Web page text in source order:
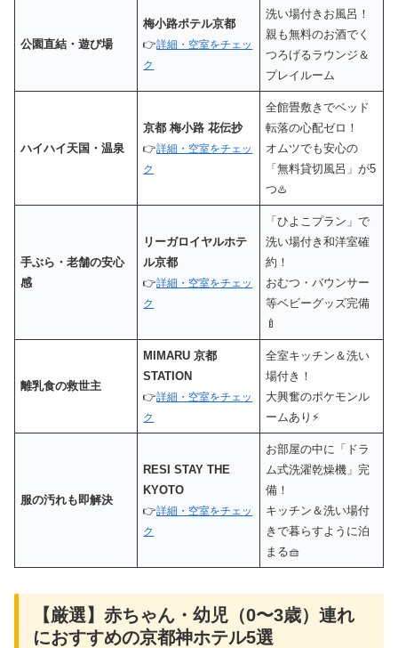
公園直結・遊び場
梅小路ポテル京都
👉詳細・空室をチェッ
ク
洗い場付きお風呂！
親も無料のお酒でく
つろげるラウンジ＆
プレイルーム
ハイハイ天国・温泉
京都 梅小路 花伝抄
👉詳細・空室をチェッ
ク
全館畳敷きでベッド
転落の心配ゼロ！
オムツでも安心の
「無料貸切風呂」が5
つ♨️
手ぶら・老舗の安心
感
リーガロイヤルホテ
ル京都
👉詳細・空室をチェッ
ク
「ひよこプラン」で
洗い場付き和洋室確
約！
おむつ・バウンサー
等ベビーグッズ完備
🍼
離乳食の救世主
MIMARU 京都
STATION
👉詳細・空室をチェッ
ク
全室キッチン＆洗い
場付き！
大興奮のポケモンル
ームあり⚡️
服の汚れも即解決
RESI STAY THE
KYOTO
👉詳細・空室をチェッ
ク
お部屋の中に「ドラ
ム式洗濯乾燥機」完
備！
キッチン＆洗い場付
きで暮らすように泊
まる🧺
【厳選】赤ちゃん・幼児（0〜3歳）連れ
におすすめの京都神ホテル5選